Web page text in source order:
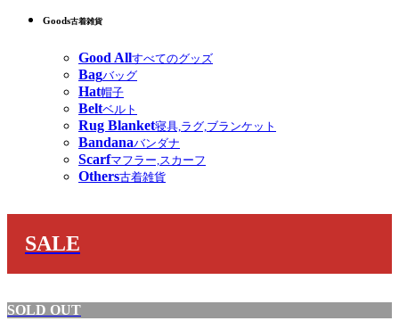
Goods古着雑貨
Good Allすべてのグッズ
Bagバッグ
Hat帽子
Beltベルト
Rug Blanket寝具,ラグ,ブランケット
Bandanaバンダナ
Scarfマフラー,スカーフ
Others古着雑貨
SALE
SOLD OUT